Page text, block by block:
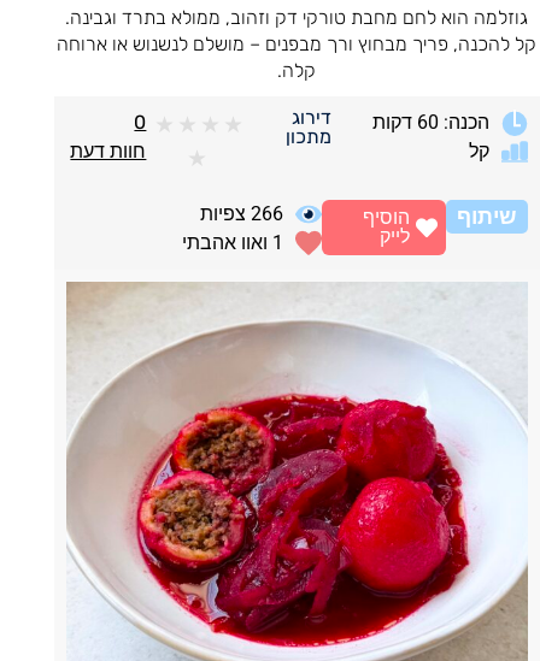
גוזלמה הוא לחם מחבת טורקי דק וזהוב, ממולא בתרד וגבינה.
קל להכנה, פריך מבחוץ ורך מבפנים – מושלם לנשנוש או ארוחה
קלה.
הכנה: 60 דקות
קל
דירוג
מתכון
★
★
★
★
★
0
חוות דעת
שיתוף 266 צפיות
1 ואוו אהבתי
הוסיף
לייק